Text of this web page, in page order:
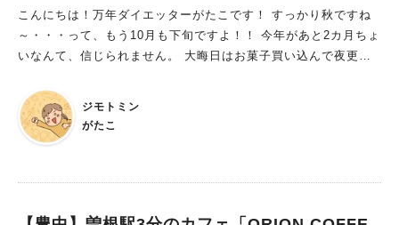
こんにちは！万年ダイエッターがたこです！ すっかり秋ですね
～・・・って、もう10月も下旬ですよ！！ 今年があと2カ月ちょ
いなんて、信じられません。 大晦日はお菓子買い込んで夜更か
何それ食えんの？ 秋ということで、春にできたばかりの「ニノ
切池公園」のバラ園！ その後あそこどうなった？？ってことで
見に行こうかなと。 そうだ、ついでに近くにできた新店「SHIM
ジモトミン
がたこ